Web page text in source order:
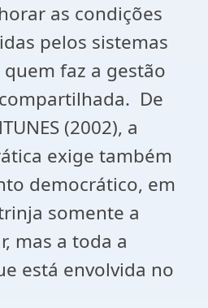
as condições
pelos sistemas
faz a gestão
De
(2002), a
exige também
democrático, em
somente a
mas a toda a
está envolvida no